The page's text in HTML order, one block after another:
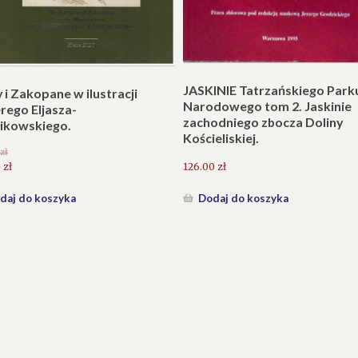
składany). Wydanie
do koszyka
Plakat w wersji składanej.